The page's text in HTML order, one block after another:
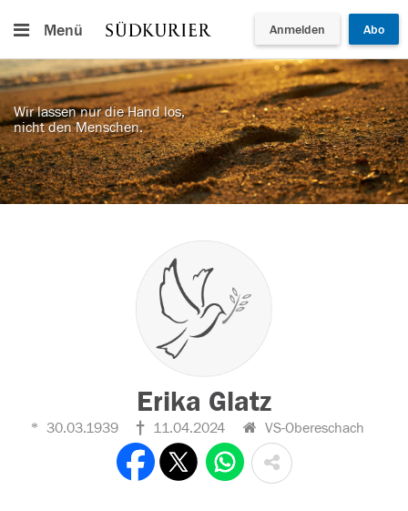
Menü Anmelden Abo
Wir lassen nur die Hand los,
nicht den Menschen.
Erika Glatz
30.03.1939 11.04.2024 VS-Obereschach